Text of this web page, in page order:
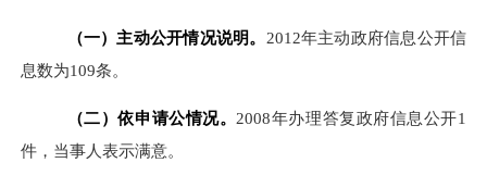
（一）主动公开情况说明。 2012年主动政府信息公开信
息数为109条。
（二）依申请公情况。2008年办理答复政府信息公开1
件，当事人表示满意。